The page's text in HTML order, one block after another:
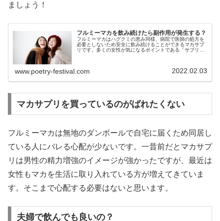
ましょう！
フルミーマカを飲み続けたら副作用が発生する？
フルミーマカはハグクミの恵み同様、病院で医師の処方を
必要としないため安全に飲み続けることができるマカサプ
リです。多くの女性が気になるポイントである「サプリの
www.poetry-festival.com 2022.02.03
マカサプリを買っているのがばれたくない
フルミーマカは無地のダンボールで自宅に届くため同居し
ている人にバレる心配が少ないです。一昔前だとマカサプ
リは男性の精力増強のイメージが強かったですが、最近は
女性もマカを生活に取り入れている方が増えてきていま
す。そこまで心配する必要はないと思います。
夫婦で飲んでも良いの？